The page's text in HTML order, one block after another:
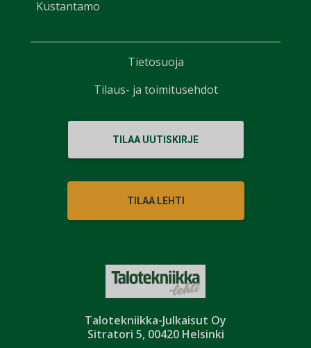
Talotekniikka-Julkaisut Oy
Sitratori 5, 00420 Helsinki
Kustantamo
TILAA UUTISKIRJE
TILAA LEHTI
Tietosuoja
Tilaus- ja toimitusehdot